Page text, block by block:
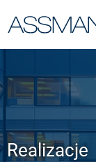
Realizacje